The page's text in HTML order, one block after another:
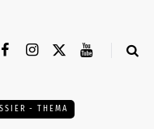
- THEMA